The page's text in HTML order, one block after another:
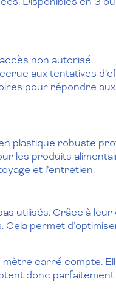
non autorisé.
aux tentatives
pour répondre
plastique robuste
les produits
et l’entretien.
utilisés. Grâce à
Cela permet
carré compte.
donc